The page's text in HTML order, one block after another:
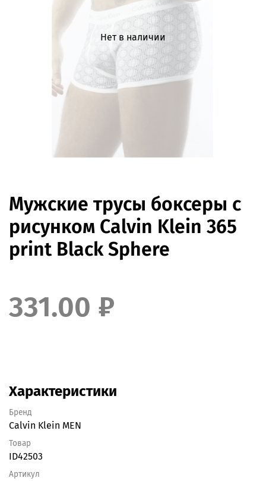
Нет в наличии
Мужские трусы боксеры с
рисунком Calvin Klein 365
print Black Sphere
331.00 ₽
Характеристики
Бренд
Calvin Klein MEN
Товар
ID42503
Артикул